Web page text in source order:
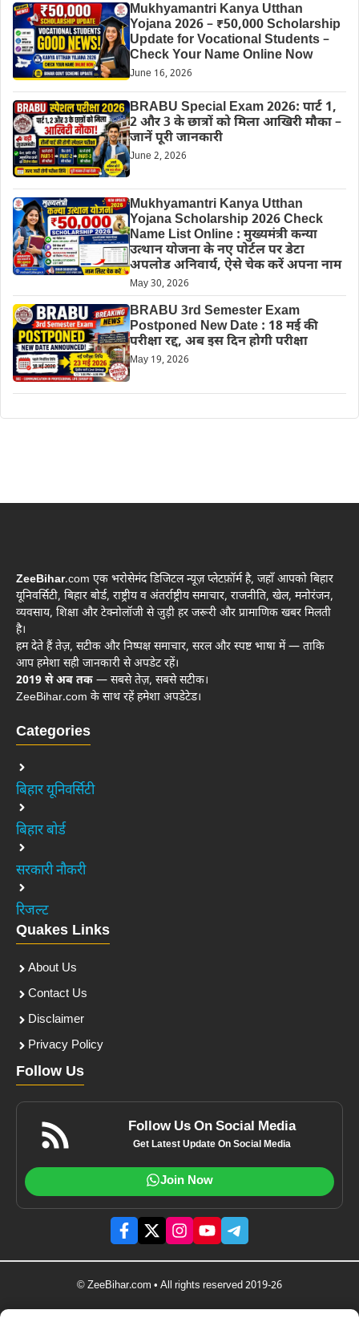
Mukhyamantri Kanya Utthan
Yojana 2026 – ₹50,000 Scholarship
Update for Vocational Students –
Check Your Name Online Now
June 16, 2026
BRABU Special Exam 2026: पार्ट 1,
2 और 3 के छात्रों को मिला आखिरी मौका –
जानें पूरी जानकारी
June 2, 2026
Mukhyamantri Kanya Utthan
Yojana Scholarship 2026 Check
Name List Online : मुख्यमंत्री कन्या
उत्थान योजना के नए पोर्टल पर डेटा
अपलोड अनिवार्य, ऐसे चेक करें अपना नाम
May 30, 2026
BRABU 3rd Semester Exam
Postponed New Date : 18 मई की
परीक्षा रद्द, अब इस दिन होगी परीक्षा
May 19, 2026
ZeeBihar.com एक भरोसेमंद डिजिटल न्यूज़ प्लेटफ़ॉर्म है, जहाँ आपको बिहार
यूनिवर्सिटी, बिहार बोर्ड, राष्ट्रीय व अंतर्राष्ट्रीय समाचार, राजनीति, खेल, मनोरंजन,
व्यवसाय, शिक्षा और टेक्नोलॉजी से जुड़ी हर जरूरी और प्रामाणिक खबर मिलती
है।
हम देते हैं तेज़, सटीक और निष्पक्ष समाचार, सरल और स्पष्ट भाषा में — ताकि
आप हमेशा सही जानकारी से अपडेट रहें।
2019 से अब तक — सबसे तेज़, सबसे सटीक।
ZeeBihar.com के साथ रहें हमेशा अपडेटेड।
Categories
बिहार यूनिवर्सिटी
बिहार बोर्ड
सरकारी नौकरी
रिजल्ट
Quakes Links
About Us
Contact Us
Disclaimer
Privacy Policy
Follow Us
Follow Us On Social Media
Get Latest Update On Social Media
Join Now
© ZeeBihar.com • All rights reserved 2019-26